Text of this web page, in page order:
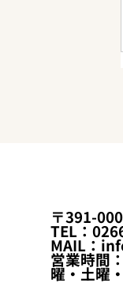
〒391-
TEL：
MAIL：
営業時間
曜・土曜